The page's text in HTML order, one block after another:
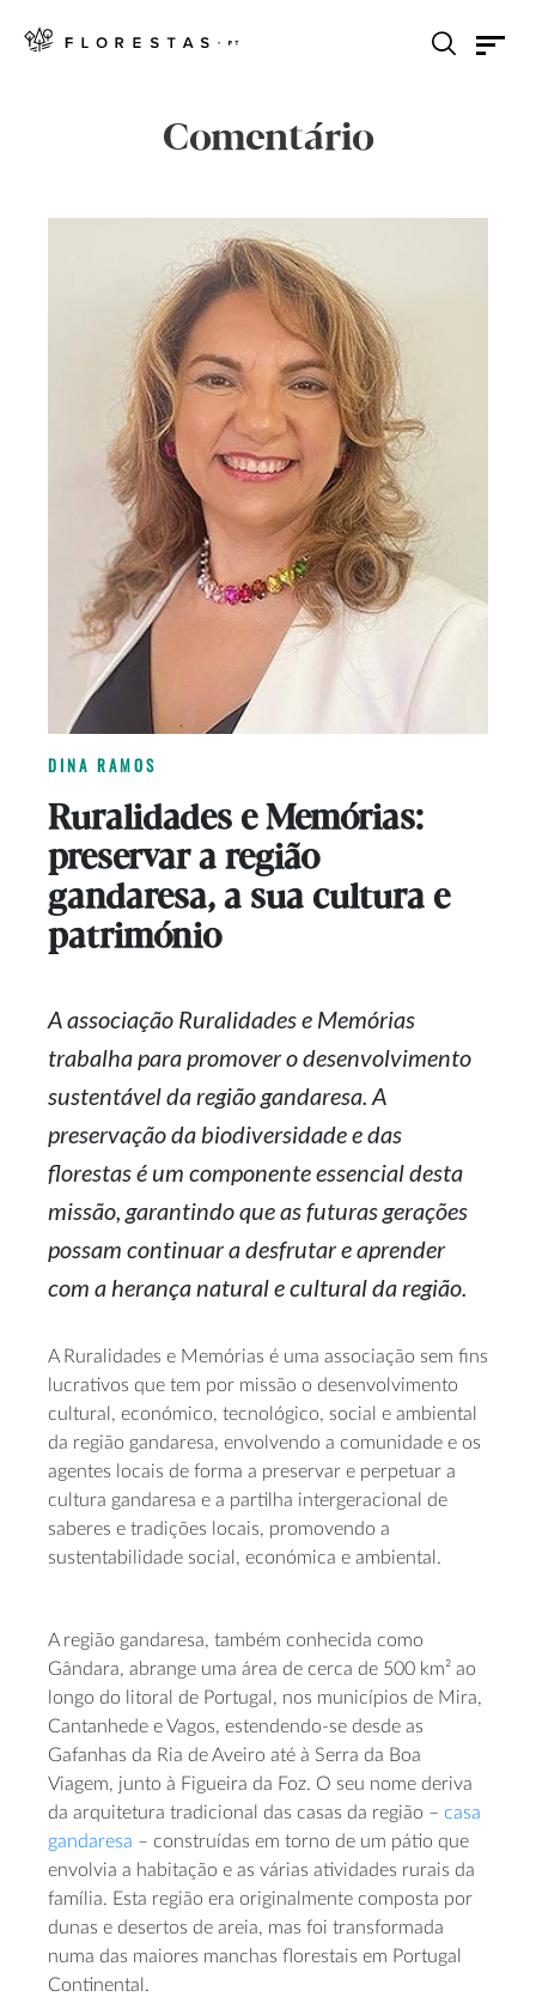
Comentário
DINA RAMOS
Ruralidades e Memórias:
preservar a região
gandaresa, a sua cultura e
património
A associação Ruralidades e Memórias
trabalha para promover o desenvolvimento
sustentável da região gandaresa. A
preservação da biodiversidade e das
florestas é um componente essencial desta
missão, garantindo que as futuras gerações
possam continuar a desfrutar e aprender
com a herança natural e cultural da região.
A Ruralidades e Memórias é uma associação sem fins
lucrativos que tem por missão o desenvolvimento
cultural, económico, tecnológico, social e ambiental
da região gandaresa, envolvendo a comunidade e os
agentes locais de forma a preservar e perpetuar a
cultura gandaresa e a partilha intergeracional de
saberes e tradições locais, promovendo a
sustentabilidade social, económica e ambiental.
A região gandaresa, também conhecida como
Gândara, abrange uma área de cerca de 500 km² ao
longo do litoral de Portugal, nos municípios de Mira,
Cantanhede e Vagos, estendendo-se desde as
Gafanhas da Ria de Aveiro até à Serra da Boa
Viagem, junto à Figueira da Foz. O seu nome deriva
da arquitetura tradicional das casas da região – casa
gandaresa – construídas em torno de um pátio que
envolvia a habitação e as várias atividades rurais da
família. Esta região era originalmente composta por
dunas e desertos de areia, mas foi transformada
numa das maiores manchas florestais em Portugal
Continental.